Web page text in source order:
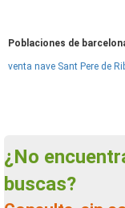
Poblaciones de
venta nave Sant Pere de
¿No encuentras el nave en venta que
buscas?